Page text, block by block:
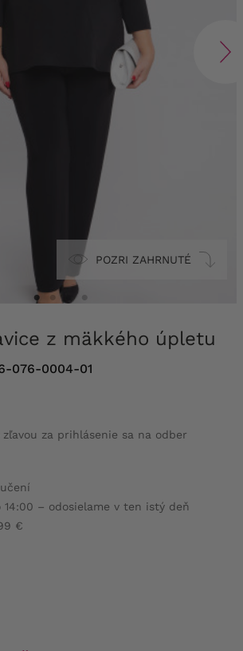
POZRI ZAHRNUTÉ
z mäkkého úpletu
076-0004-01
zľavou za prihlásenie sa na odber
14:00 – odosielame v ten istý deň
€